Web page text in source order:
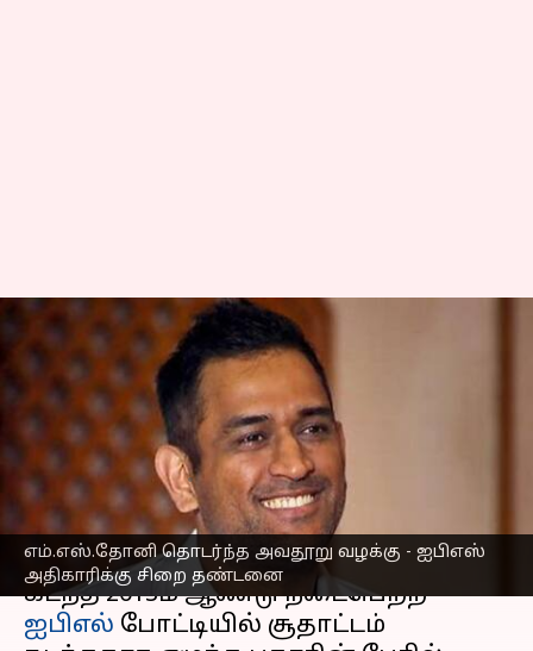
எம்.எஸ்.தோனி தொடர்ந்த அவதூறு வழக்கு - ஐபிஎஸ்
அதிகாரிக்கு சிறை தண்டனை
எம்.எஸ்.தோனி தொடர்ந்த
அவதூறு வழக்கு - ஐபிஎஸ்
அதிகாரிக்கு சிறை
தண்டனை
எழுதியவர் Nivetha P Dec 15, 2023 08:06 pm
செய்தி முன்னோட்டம்
கடந்த 2013ம் ஆண்டு நடைபெற்ற
ஐபிஎல் போட்டியில் சூதாட்டம்